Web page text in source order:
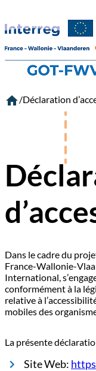
au
contenu
/Déclaration
Dans le cadre du
France-Wallonie-
International,
conformément à la
relative à
mobiles des
La présente
Site Web: